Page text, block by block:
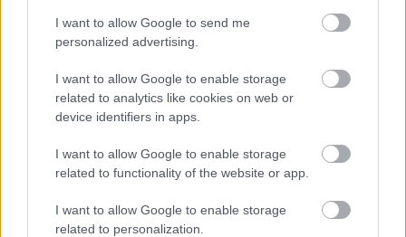
I want to allow Google to send me
personalized advertising.
I want to allow Google to enable storage
related to analytics like cookies on web or
device identifiers in apps.
I want to allow Google to enable storage
related to functionality of the website or app.
I want to allow Google to enable storage
related to personalization.
ενοποιημένο χρέος του ομίλου, η μόχλευση σε
επίπεδο μητρικής εταιρείας παραμένει χαμηλή,
ικανότητα της ΓΕΚ ΤΕΡΝΑ.
καθαρού χρέους ύψους 4,3 δισ. ευρώ στο τέλος
του 2025 αφορά χρηματοδότηση χωρίς αναγωγή
σε επίπεδο επιμέρους παραχωρήσεων.
Παράλληλα, ο όμιλος διατηρεί σημαντικά ταμειακά